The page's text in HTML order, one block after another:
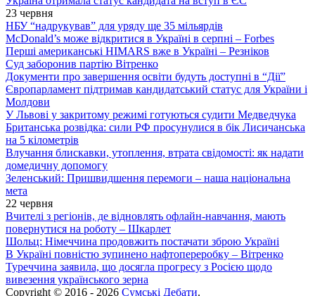
23 червня
НБУ “надрукував” для уряду ще 35 мільярдів
McDonald’s може відкритися в Україні в серпні – Forbes
Перші американські HIMARS вже в Україні – Резніков
Суд заборонив партію Вітренко
Документи про завершення освіти будуть доступні в “Дії”
Європарламент підтримав кандидатський статус для України і
Молдови
У Львові у закритому режимі готуються судити Медведчука
Британська розвідка: сили РФ просунулися в бік Лисичанська
на 5 кілометрів
Влучання блискавки, утоплення, втрата свідомості: як надати
домедичну допомогу
Зеленський: Пришвидшення перемоги – наша національна
мета
22 червня
Вчителі з регіонів, де відновлять офлайн-навчання, мають
повернутися на роботу – Шкарлет
Шольц: Німеччина продовжить постачати зброю Україні
В Україні повністю зупинено нафтопереробку – Вітренко
Туреччина заявила, що досягла прогресу з Росією щодо
вивезення українського зерна
Copyright © 2016 - 2026 Сумські Дебати.